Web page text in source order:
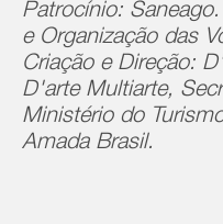
Patrocínio:
e Organização das
Criação e Direção:
D'arte Multiarte,
Ministério do
Amada Brasil.